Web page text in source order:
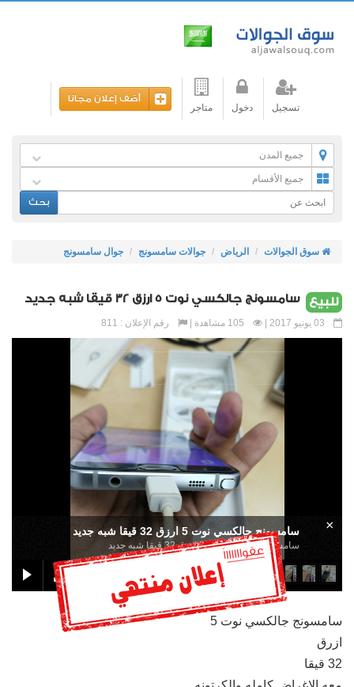
تسجيل دخول متاجر
أضف إعلان مجانا
جميع المدن
جميع الأقسام
بحث
سوق الجوالات الرياض جوالات سامسونج جوال سامسونج
للبيع سامسونج جالكسي نوت 5 ارزق 32 قيقا شبه جديد
رقم الإعلان : 811
سامسونج جالكسي نوت 5 ارزق 32 قيقا شبه جديد
سامسونج جالكسي نوت 5 ارزق 32 قيقا شبه جديد
×
سامسونج جالكسي نوت 5
ازرق
32 قيقا